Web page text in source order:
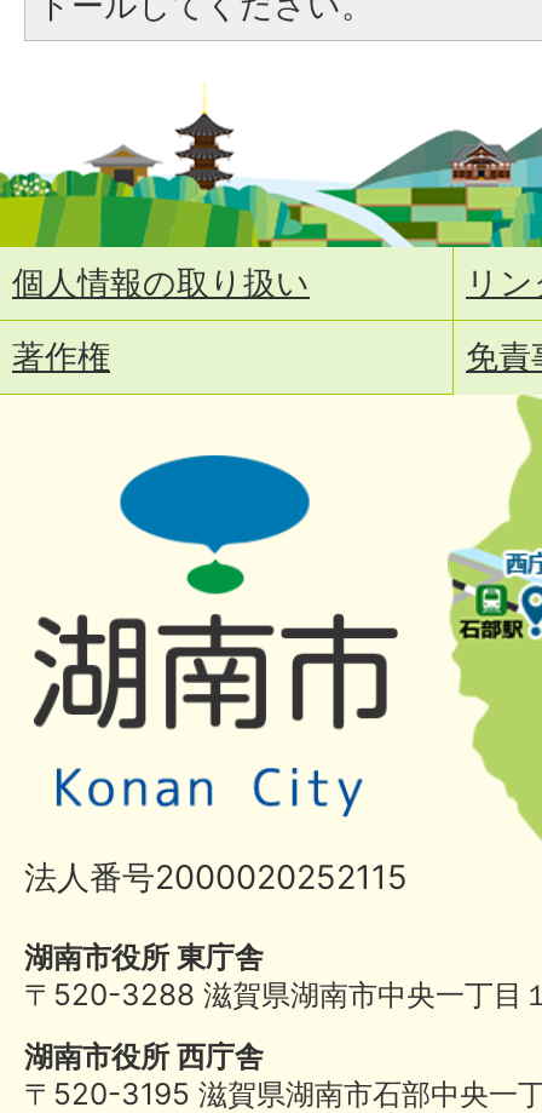
個人情報の取り扱い
リ
著作権
免責
法人番号2000020252115
湖南市役所 東庁舎
〒520-3288 滋賀県湖南市中央一丁目
湖南市役所 西庁舎
〒520-3195 滋賀県湖南市石部中央一